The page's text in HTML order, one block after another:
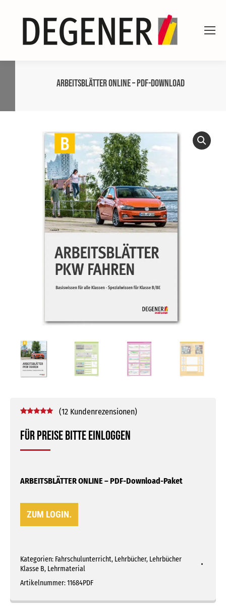
ARBEITSBLÄTTER ONLINE – PDF-Download
Für Preise bitte einloggen
5.00
basierend
Kundenbewertungen
(12 Kundenrezensionen)
ARBEITSBLÄTTER ONLINE – PDF-Download-Paket
ZUM LOGIN.
Kategorien: Fahrschulunterricht, Lehrbücher, Lehrbücher
Klasse B, Lehrmaterial
Artikelnummer:11684PDF